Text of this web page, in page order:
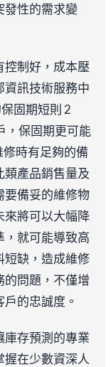
發性的需求變
控制好，成本壓
資訊技術服務中
固期短則 2
，保固期更可能
時有足夠的備
類產品銷售量及
要備妥的維修物
來將可以大幅降
，就可能導致高
短缺，造成維修
的問題，不僅增
的忠誠度。
庫存預測的專業
在少數資深人